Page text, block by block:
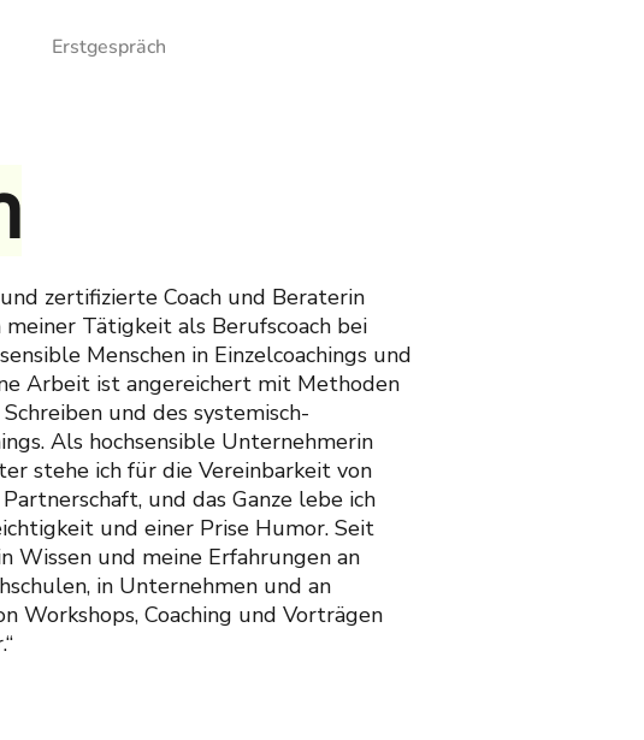
Erstgespräch
zertifizierte Coach und Beraterin
Tätigkeit als Berufscoach bei
Menschen in Einzelcoachings und
Arbeit ist angereichert mit Methoden
und des systemisch-
Als hochsensible Unternehmerin
stehe ich für die Vereinbarkeit von
und das Ganze lebe ich
und einer Prise Humor. Seit
Wissen und meine Erfahrungen an
in Unternehmen und an
Workshops, Coaching und Vorträgen